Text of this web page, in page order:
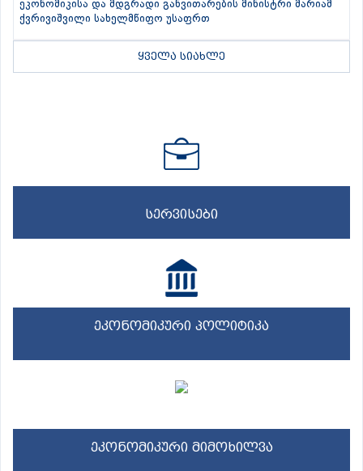
ეკონომიკისა და მდგრადი განვითარების მინისტრი მარიამ
ქვრივიშვილი სახელმწიფო უსაფრთ
ყველა სიახლე
სერვისები
ეკონომიკური პოლიტიკა
ეკონომიკური მიმოხილვა